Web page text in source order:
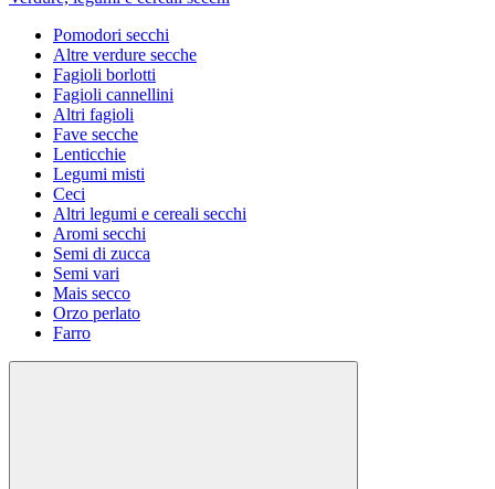
Pomodori secchi
Altre verdure secche
Fagioli borlotti
Fagioli cannellini
Altri fagioli
Fave secche
Lenticchie
Legumi misti
Ceci
Altri legumi e cereali secchi
Aromi secchi
Semi di zucca
Semi vari
Mais secco
Orzo perlato
Farro